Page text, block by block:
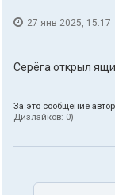
27 янв 2025, 15:17
Серёга открыл
За это сообщение
Дизлайков: 0)